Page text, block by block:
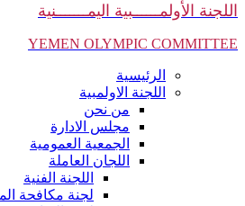
اللجنة الأولمــــــبية اليمـــــــنية
YEMEN OLYMPIC COMMITTEE
الرئيسية
اللجنة الاولمبية
من نحن
مجلس الادارة
الجمعية العمومية
اللجان العاملة
اللجنة الفنية
لجنة مكافحة